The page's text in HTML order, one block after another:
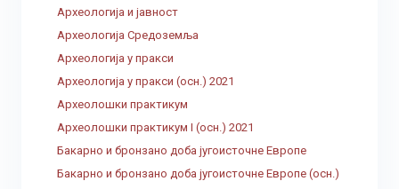
Археологија и јавност
Археологија Средоземља
Археологија у пракси
Археологија у пракси (осн.) 2021
Археолошки практикум
Археолошки практикум I (осн.) 2021
Бакарно и бронзано доба југоисточне Европе
Бакарно и бронзано доба југоисточне Европе (осн.)